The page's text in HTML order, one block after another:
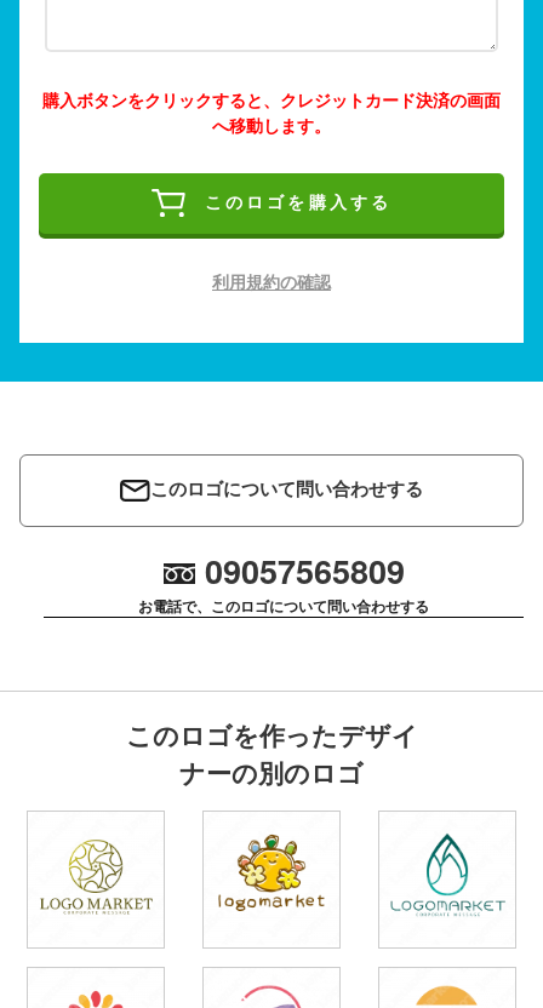
購入ボタンをクリックすると、クレジットカード決済の画面
へ移動します。
このロゴを購入する
利用規約の確認
このロゴについて問い合わせする
09057565809
お電話で、このロゴについて問い合わせする
このロゴを作ったデザイ
ナーの別のロゴ